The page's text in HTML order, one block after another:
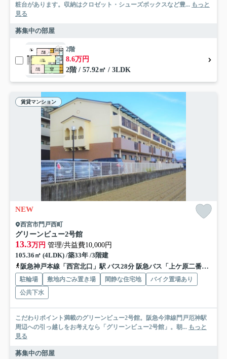
粧台があります。収納はクロゼット・シューズボックスなど豊... もっと
見る
募集中の部屋
2階
8.6万円
2階 / 57.92㎡ / 3LDK
賃貸マンション
NEW
西宮市門戸西町
グリーンビュー2号館
13.3万円 管理/共益費10,000円
105.36㎡ (4LDK) /築33年 /3階建
阪急神戸本線「西宮北口」駅 バス28分 阪急バス「上ケ原二番町」 停歩7分
駐輪場 敷地内ごみ置き場 閑静な住宅地
バイク置場あり
公共下水
こだわりポイント満載のグリーンビュー2号館。阪急今津線門戸厄神駅
周辺への引っ越しをお考えなら「グリーンビュー2号館」。朝... もっと
見る
募集中の部屋